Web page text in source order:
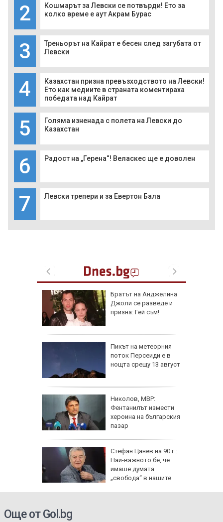
2
Кошмарът за Левски се потвърди! Ето за
колко време е аут Акрам Бурас
3
Треньорът на Кайрат е бесен след загубата от
Левски
4
Казахстан призна превъзходството на Левски!
Ето как медиите в страната коментираха
победата над Кайрат
5
Голяма изненада с полета на Левски до
Казахстан
6 Радост на „Герена“! Веласкес ще е доволен
7 Левски трепери и за Евертон Бала
Братът на Анджелина
Джоли се разведе и
призна: Гей съм!
Пикът на метеорния
поток Персеиди е в
нощта срещу 13 август
Николов, МВР:
Фентанилът измести
хероина на българския
пазар
Стефан Цанев на 90 г.:
Най-важното бе, че
имаше думата
„свобода“ в нашите
Още от Gol.bg